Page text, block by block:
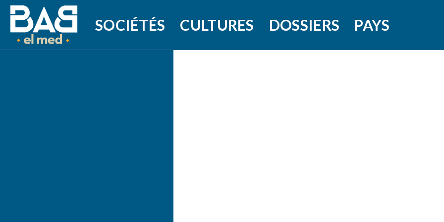
SOCIÉTÉS CULTURES DOSSIERS PAYS